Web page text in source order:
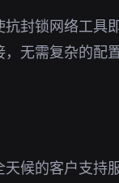
封锁网络工具
，无需复杂的配
候的客户支持